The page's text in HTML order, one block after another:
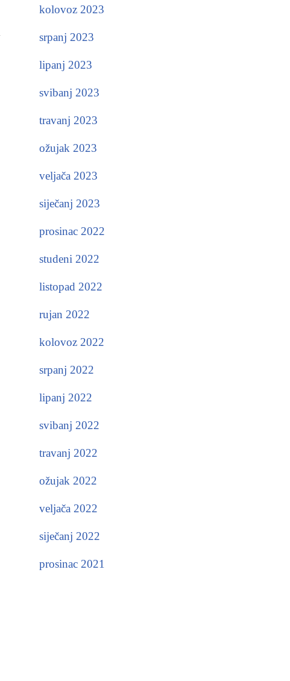
kolovoz 2023
srpanj 2023
lipanj 2023
svibanj 2023
travanj 2023
ožujak 2023
veljača 2023
siječanj 2023
prosinac 2022
studeni 2022
listopad 2022
rujan 2022
kolovoz 2022
srpanj 2022
lipanj 2022
svibanj 2022
travanj 2022
ožujak 2022
veljača 2022
siječanj 2022
prosinac 2021